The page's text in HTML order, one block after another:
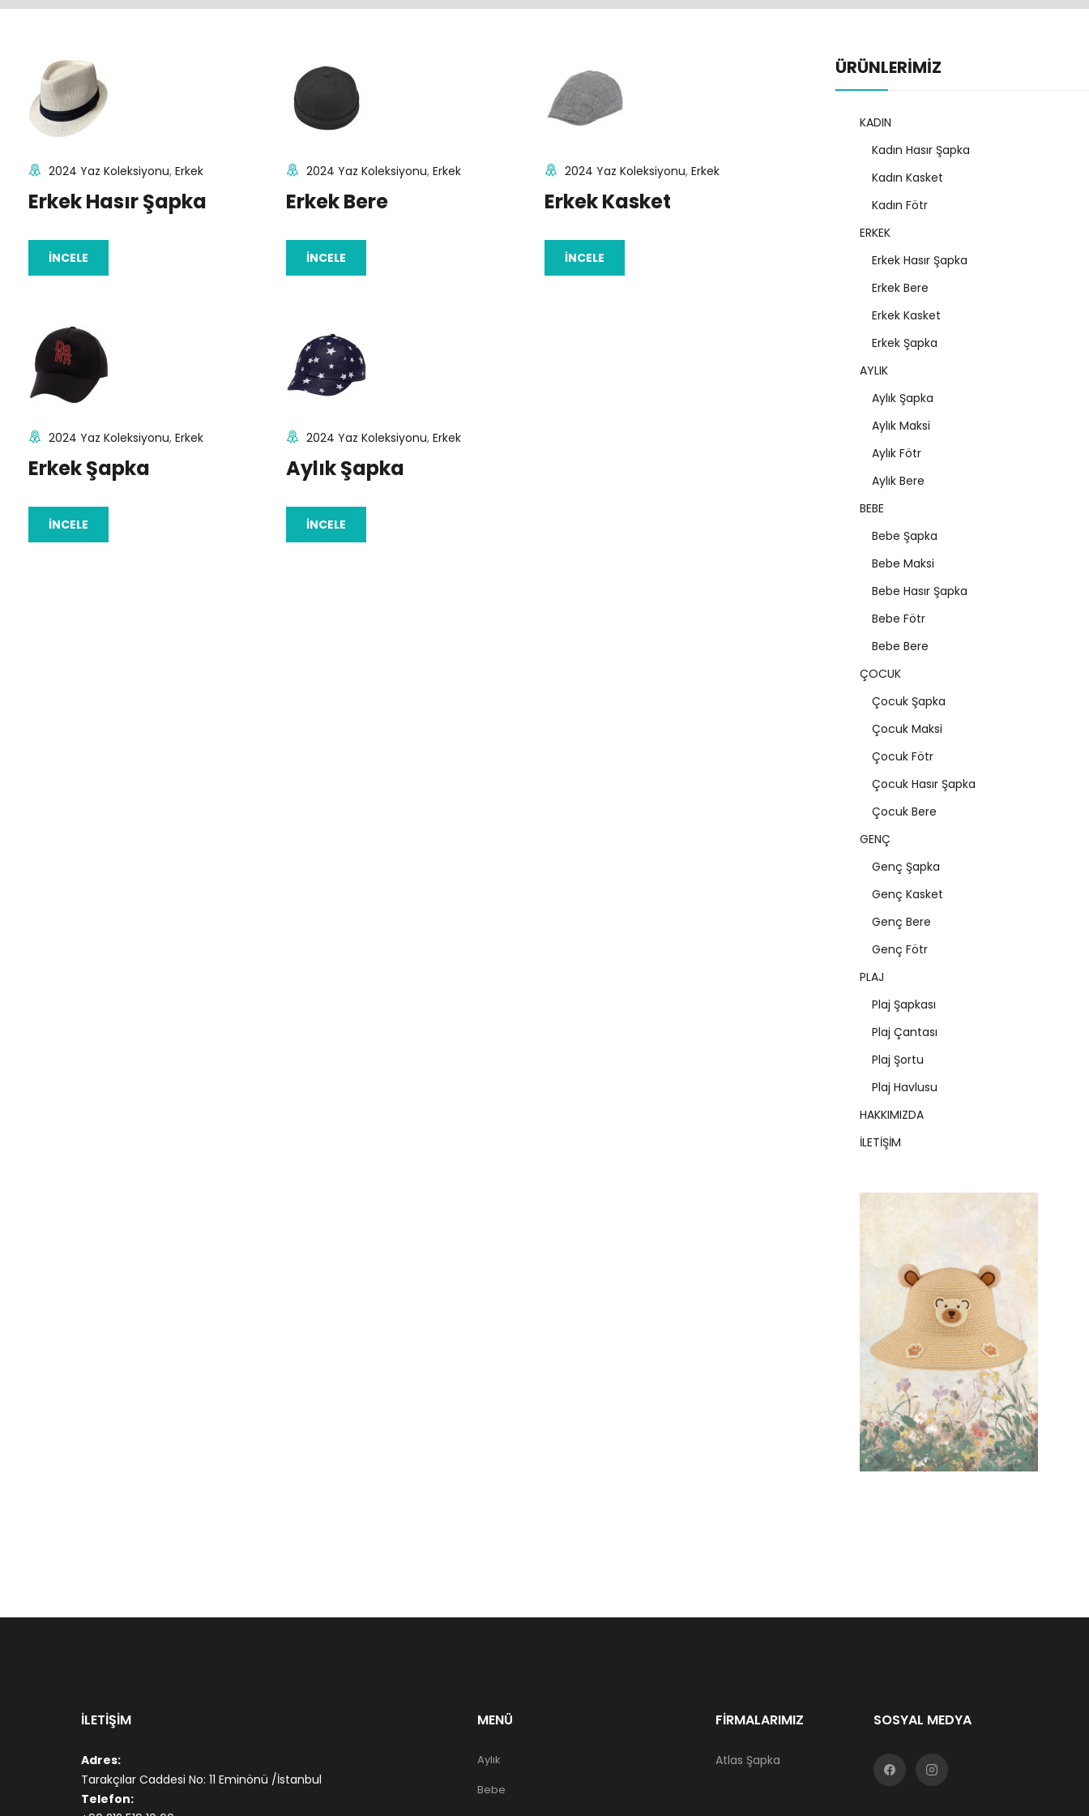
2024 Yaz Koleksiyonu, Erkek
Erkek Hasır Şapka
İNCELE
2024 Yaz Koleksiyonu,Erkek
Erkek Bere
İNCELE
2024 Yaz Koleksiyonu, Erkek
Erkek Kasket
İNCELE
2024 Yaz Koleksiyonu, Erkek
Erkek Şapka
İNCELE
2024 Yaz Koleksiyonu,Erkek
Aylık Şapka
İNCELE
ÜRÜNLERİMİZ
KADIN
Kadın Hasır Şapka
Kadın Kasket
Kadın Fötr
ERKEK
Erkek Hasır Şapka
Erkek Bere
Erkek Kasket
Erkek Şapka
AYLIK
Aylık Şapka
Aylık Maksi
Aylık Fötr
Aylık Bere
BEBE
Bebe Şapka
Bebe Maksi
Bebe Hasır Şapka
Bebe Fötr
Bebe Bere
ÇOCUK
Çocuk Şapka
Çocuk Maksi
Çocuk Fötr
Çocuk Hasır Şapka
Çocuk Bere
GENÇ
Genç Şapka
Genç Kasket
Genç Bere
Genç Fötr
PLAJ
Plaj Şapkası
Plaj Çantası
Plaj Şortu
Plaj Havlusu
HAKKIMIZDA
İLETİŞİM
İLETİŞİM
Adres:
Tarakçılar Caddesi No: 11 Eminönü /İstanbul
Telefon:
MENÜ
Aylık
Bebe
FİRMALARIMIZ
Atlas Şapka
SOSYAL MEDYA